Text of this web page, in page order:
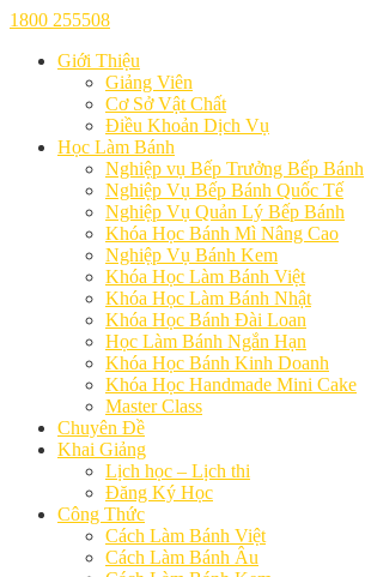
1800 255508
Giới Thiệu
Giảng Viên
Cơ Sở Vật Chất
Điều Khoản Dịch Vụ
Học Làm Bánh
Nghiệp vụ Bếp Trưởng Bếp Bánh
Nghiệp Vụ Bếp Bánh Quốc Tế
Nghiệp Vụ Quản Lý Bếp Bánh
Khóa Học Bánh Mì Nâng Cao
Nghiệp Vụ Bánh Kem
Khóa Học Làm Bánh Việt
Khóa Học Làm Bánh Nhật
Khóa Học Bánh Đài Loan
Học Làm Bánh Ngắn Hạn
Khóa Học Bánh Kinh Doanh
Khóa Học Handmade Mini Cake
Master Class
Chuyên Đề
Khai Giảng
Lịch học – Lịch thi
Đăng Ký Học
Công Thức
Cách Làm Bánh Việt
Cách Làm Bánh Âu